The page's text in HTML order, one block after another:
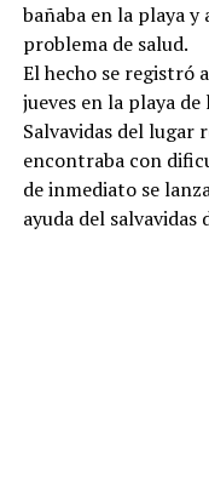
bañaba en la playa
problema de salud.
El hecho se registró
jueves en la playa de
Salvavidas del lugar
encontraba con
de inmediato se
ayuda del salvavidas